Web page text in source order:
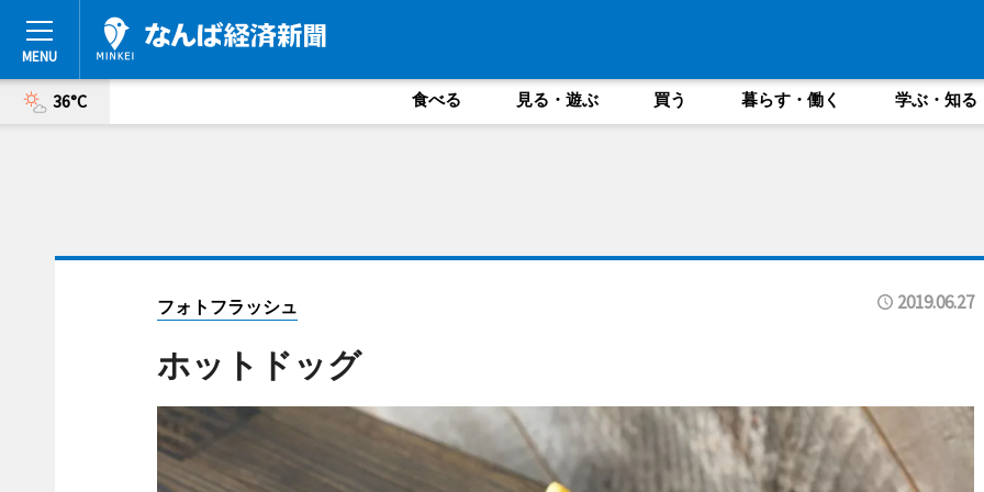
36°C 食べる 見る・遊ぶ 買う 暮らす・働く 学ぶ・知る
フォトフラッシュ 2019.06.27
ホットドッグ